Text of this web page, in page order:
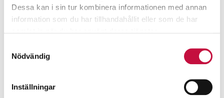
Dessa kan i sin tur kombinera informationen med annan
information som du har tillhandahållit eller som de har
Nödvändig
Inställningar